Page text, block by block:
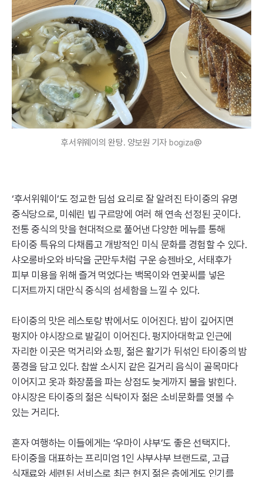
후서위웨이의 완탕. 양보원 기자 bogiza@
‘후서위웨이’도 정교한 딤섬 요리로 잘 알려진 타이중의 유명
중식당으로, 미쉐린 빕 구르망에 여러 해 연속 선정된 곳이다.
전통 중식의 맛을 현대적으로 풀어낸 다양한 메뉴를 통해
타이중 특유의 다채롭고 개방적인 미식 문화를 경험할 수 있다.
샤오롱바오와 바닥을 군만두처럼 구운 승젠바오, 서태후가
피부 미용을 위해 즐겨 먹었다는 백목이와 연꽃씨를 넣은
디저트까지 대만식 중식의 섬세함을 느낄 수 있다.
타이중의 맛은 레스토랑 밖에서도 이어진다. 밤이 깊어지면
펑지아 야시장으로 발길이 이어진다. 펑지아대학교 인근에
자리한 이곳은 먹거리와 쇼핑, 젊은 활기가 뒤섞인 타이중의 밤
풍경을 담고 있다. 찹쌀 소시지 같은 길거리 음식이 골목마다
이어지고 옷과 화장품을 파는 상점도 늦게까지 불을 밝힌다.
야시장은 타이중의 젊은 식탁이자 젊은 소비문화를 엿볼 수
있는 거리다.
혼자 여행하는 이들에게는 ‘우마이 샤부’도 좋은 선택지다.
타이중을 대표하는 프리미엄 1인 샤부샤부 브랜드로, 고급
식재료와 세련된 서비스로 최근 현지 젊은 층에게도 인기를